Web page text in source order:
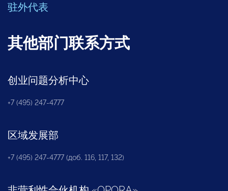
驻外代表
其他部门联系方式
创业问题分析中心
+7 (495) 247-4777
区域发展部
+7 (495) 247-4777 (доб. 116, 117, 132)